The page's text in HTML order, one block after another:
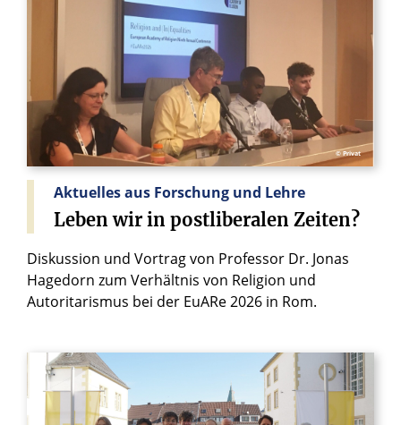
© Privat
Aktuelles aus Forschung und Lehre
Leben wir in postliberalen Zeiten?
Diskussion und Vortrag von Professor Dr. Jonas
Hagedorn zum Verhältnis von Religion und
Autoritarismus bei der EuARe 2026 in Rom.